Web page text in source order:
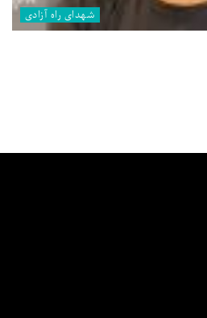
شهدای راه آزادی